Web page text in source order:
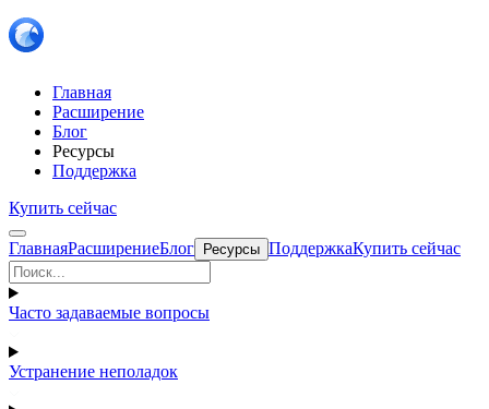
Главная
Расширение
Блог
Ресурсы
Поддержка
Купить сейчас
ГлавнаяРасширениеБлог Ресурсы ПоддержкаКупить сейчас
Часто задаваемые вопросы
Устранение неполадок